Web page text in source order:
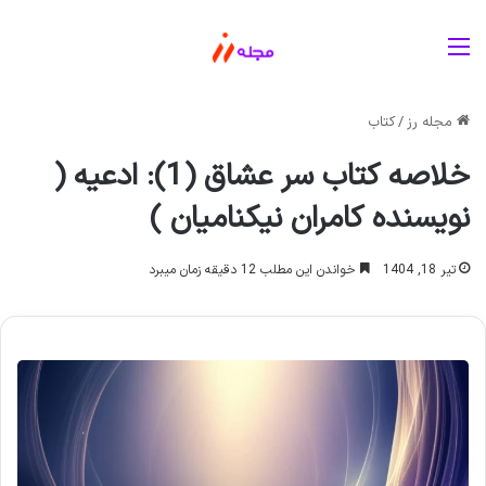
مجله رز/کتاب
خلاصه کتاب سر عشاق (1): ادعیه (
نویسنده کامران نیکنامیان )
تیر 18, 1404 خواندن این مطلب 12 دقیقه زمان میبرد